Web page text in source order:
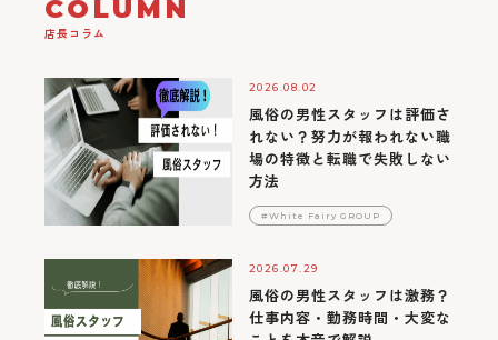
COLUMN
店長コラム
2026.08.02
風俗の男性スタッフは評価さ
れない？努力が報われない職
場の特徴と転職で失敗しない
方法
#White Fairy GROUP
2026.07.29
風俗の男性スタッフは激務？
仕事内容・勤務時間・大変な